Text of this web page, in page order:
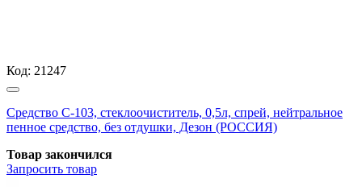
Код: 21247
Средство С-103, стеклоочиститель, 0,5л, спрей, нейтральное
пенное средство, без отдушки, Дезон (РОССИЯ)
Товар закончился
Запросить товар